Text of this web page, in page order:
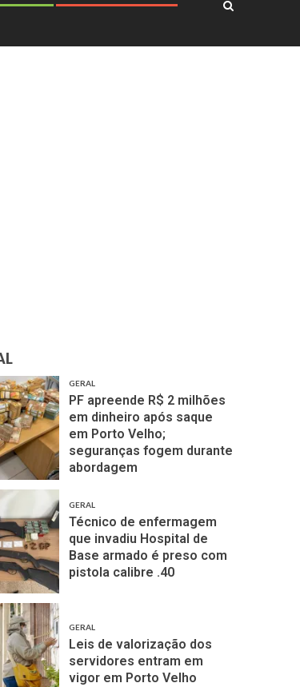
GERAL
PF apreende R$ 2 milhões
em dinheiro após saque
em Porto Velho;
seguranças fogem durante
abordagem
GERAL
Técnico de enfermagem
que invadiu Hospital de
Base armado é preso com
pistola calibre .40
GERAL
Leis de valorização dos
servidores entram em
vigor em Porto Velho